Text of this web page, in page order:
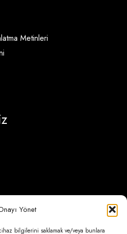
Yönet
bilgilerini saklamak ve/veya bunlara
Metinleri